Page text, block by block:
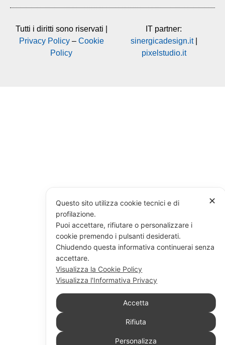
Tutti i diritti sono riservati |
Privacy Policy– Cookie
Policy
IT partner:
sinergicadesign.it|
pixelstudio.it
✕
Questo sito utilizza cookie tecnici e di
profilazione.
Puoi accettare, rifiutare o personalizzare i
cookie premendo i pulsanti desiderati.
Chiudendo questa informativa continuerai senza
accettare.
Visualizza la Cookie Policy
Visualizza l'Informativa Privacy
Accetta
Rifiuta
Personalizza